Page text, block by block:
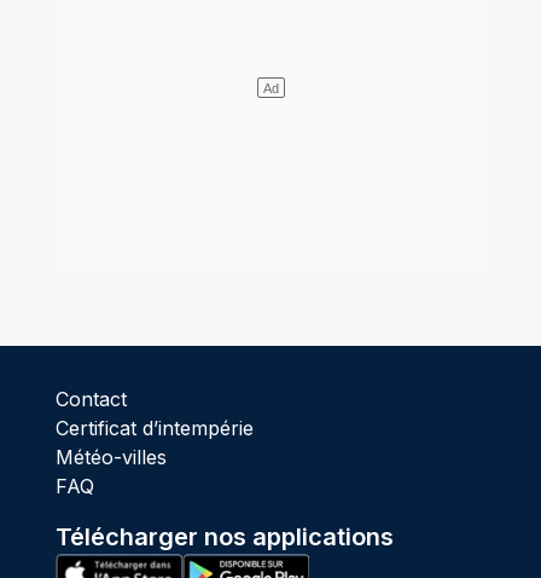
Contact
Certificat d’intempérie
Météo-villes
FAQ
Télécharger nos applications